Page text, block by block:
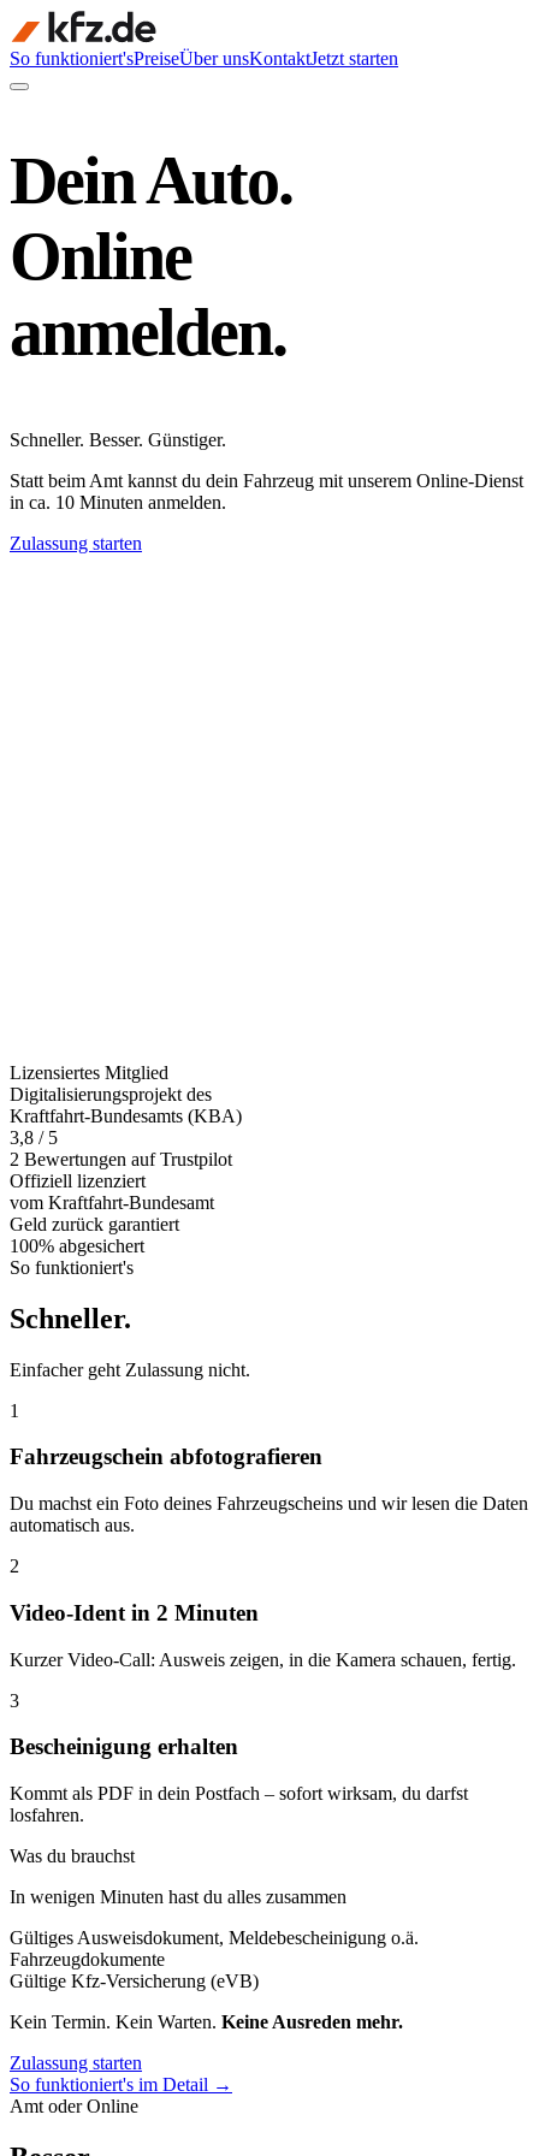
So funktioniert'sPreiseÜber unsKontaktJetzt starten
Dein Auto.
Online
anmelden.
Schneller. Besser. Günstiger.
Statt beim Amt kannst du dein Fahrzeug mit unserem Online-Dienst
in ca. 10 Minuten anmelden.
Zulassung starten
Lizensiertes Mitglied
Digitalisierungsprojekt des
Kraftfahrt-Bundesamts (KBA)
3,8 / 5
2 Bewertungen auf Trustpilot
Offiziell lizenziert
vom Kraftfahrt-Bundesamt
Geld zurück garantiert
100% abgesichert
So funktioniert's
Schneller.
Einfacher geht Zulassung nicht.
1
Fahrzeugschein abfotografieren
Du machst ein Foto deines Fahrzeugscheins und wir lesen die Daten
automatisch aus.
2
Video-Ident in 2 Minuten
Kurzer Video-Call: Ausweis zeigen, in die Kamera schauen, fertig.
3
Bescheinigung erhalten
Kommt als PDF in dein Postfach – sofort wirksam, du darfst
losfahren.
Was du brauchst
In wenigen Minuten hast du alles zusammen
Gültiges Ausweisdokument, Meldebescheinigung o.ä.
Fahrzeugdokumente
Gültige Kfz-Versicherung (eVB)
Kein Termin. Kein Warten. Keine Ausreden mehr.
Zulassung starten
So funktioniert's im Detail →
Amt oder Online